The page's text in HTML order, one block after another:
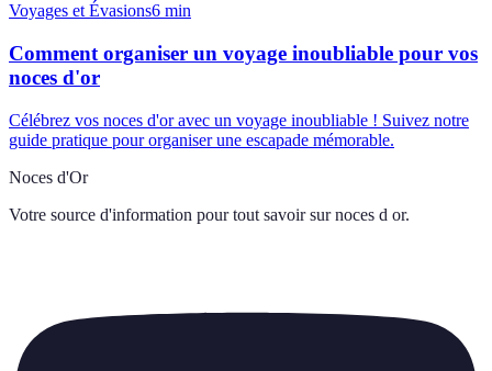
Voyages et Évasions6 min
Comment organiser un voyage inoubliable pour vos
noces d'or
Célébrez vos noces d'or avec un voyage inoubliable ! Suivez notre
guide pratique pour organiser une escapade mémorable.
Noces d'Or
Votre source d'information pour tout savoir sur noces d or.